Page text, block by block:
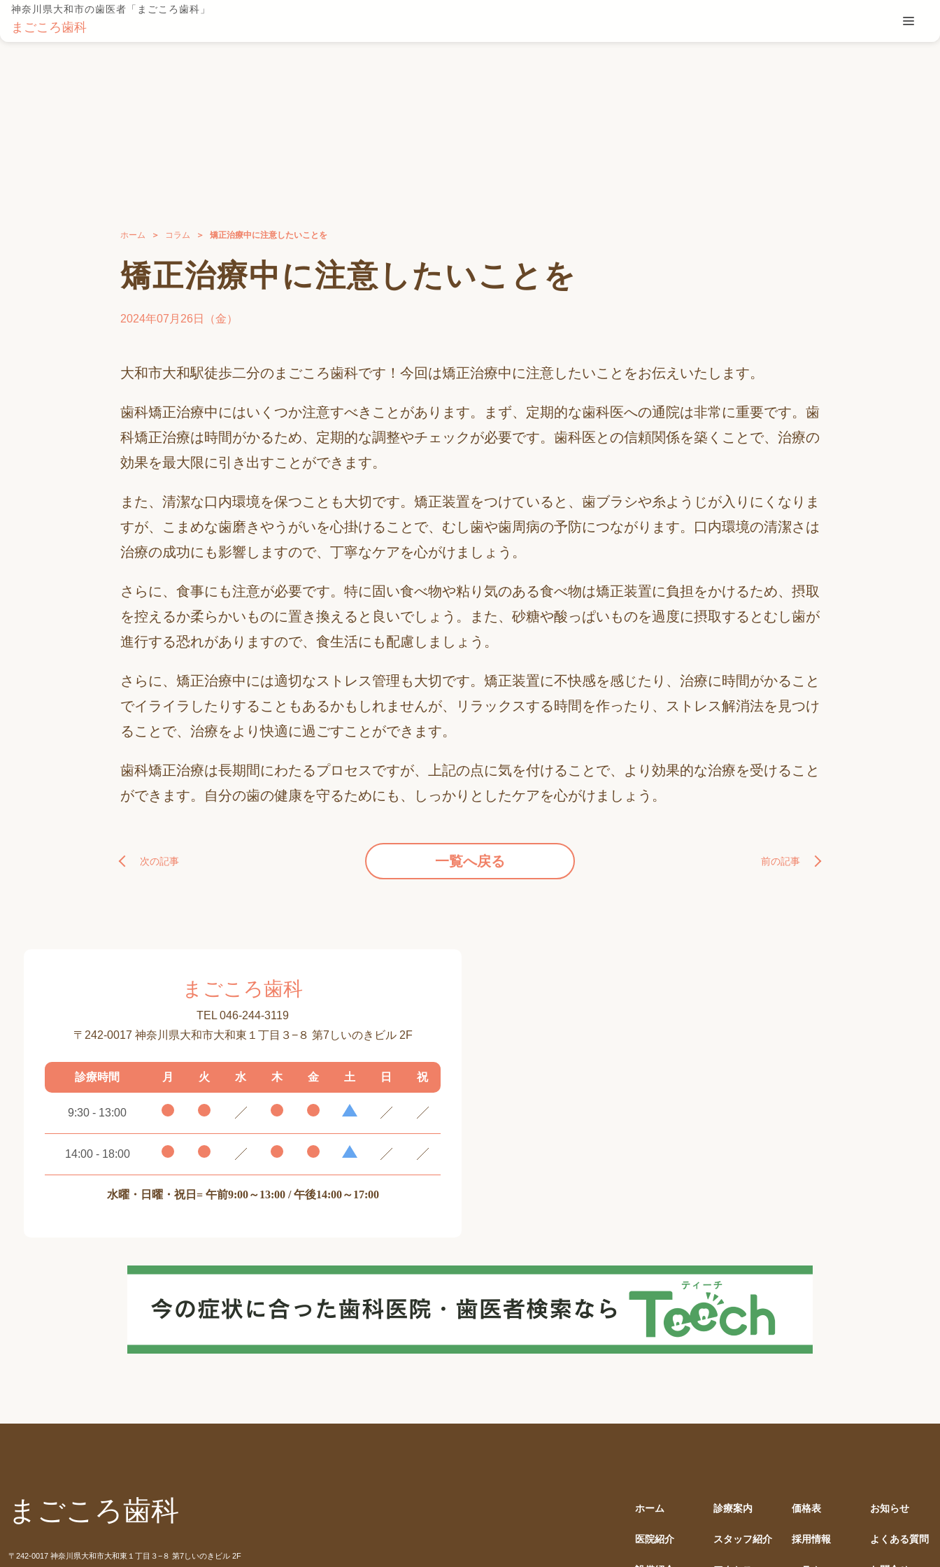
神奈川県大和市の歯医者「まごころ歯科」
まごころ歯科
ホーム コラム 矯正治療中に注意したいことを
矯正治療中に注意したいことを
2024年07月26日（金）
大和市大和駅徒歩二分のまごころ歯科です！今回は矯正治療中に注意したいことをお伝えいたします。
歯科矯正治療中にはいくつか注意すべきことがあります。まず、定期的な歯科医への通院は非常に重要です。歯
科矯正治療は時間がかるため、定期的な調整やチェックが必要です。歯科医との信頼関係を築くことで、治療の
効果を最大限に引き出すことができます。
また、清潔な口内環境を保つことも大切です。矯正装置をつけていると、歯ブラシや糸ようじが入りにくなりま
すが、こまめな歯磨きやうがいを心掛けることで、むし歯や歯周病の予防につながります。口内環境の清潔さは
治療の成功にも影響しますので、丁寧なケアを心がけましょう。
さらに、食事にも注意が必要です。特に固い食べ物や粘り気のある食べ物は矯正装置に負担をかけるため、摂取
を控えるか柔らかいものに置き換えると良いでしょう。また、砂糖や酸っぱいものを過度に摂取するとむし歯が
進行する恐れがありますので、食生活にも配慮しましょう。
さらに、矯正治療中には適切なストレス管理も大切です。矯正装置に不快感を感じたり、治療に時間がかること
でイライラしたりすることもあるかもしれませんが、リラックスする時間を作ったり、ストレス解消法を見つけ
ることで、治療をより快適に過ごすことができます。
歯科矯正治療は長期間にわたるプロセスですが、上記の点に気を付けることで、より効果的な治療を受けること
ができます。自分の歯の健康を守るためにも、しっかりとしたケアを心がけましょう。
次の記事 一覧へ戻る 前の記事
まごころ歯科
TEL 046-244-3119
〒242-0017 神奈川県大和市大和東１丁目３−８ 第7しいのきビル 2F
診療時間 月 火 水 木 金 土 日 祝
9:30 - 13:00
14:00 - 18:00
水曜・日曜・祝日 = 午前9:00～13:00 / 午後14:00～17:00
まごころ歯科
〒242-0017 神奈川県大和市大和東１丁目３−８ 第7しいのきビル 2F
ホーム
医院紹介
診療案内
スタッフ紹介
価格表
採用情報
お知らせ
よくある質問